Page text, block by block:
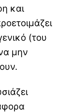
και
(του
μην